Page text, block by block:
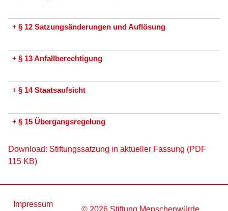
+ § 12 Satzungsänderungen und Auflösung
+ § 13 Anfallberechtigung
+ § 14 Staatsaufsicht
+ § 15 Übergangsregelung
Download: Stiftungssatzung in aktueller Fassung (PDF
115 KB)
Impressum
© 2026 Stiftung Menschenwürde